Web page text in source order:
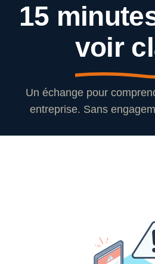
15
voir
Un échange pour
entreprise. Sans